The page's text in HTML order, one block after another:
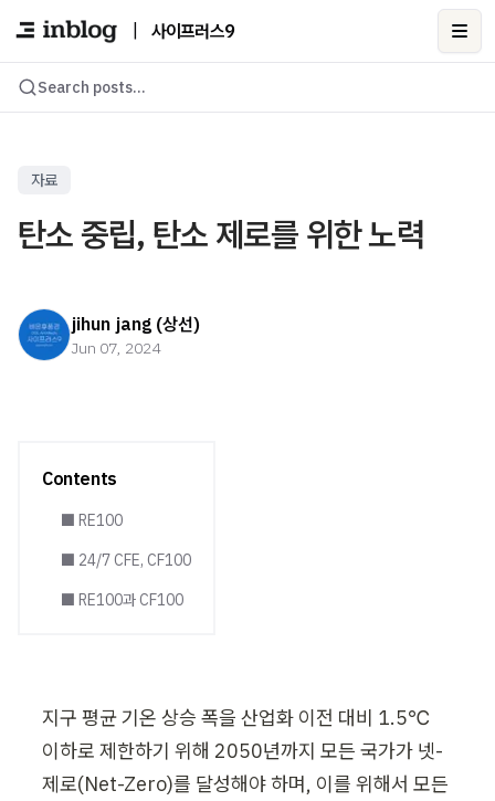
사이프러스9
Search posts...
자료
탄소 중립, 탄소 제로를 위한 노력
jihun jang (상선)
Jun 07, 2024
Contents
⬛ RE100
⬛ 24/7 CFE, CF100
⬛ RE100과 CF100
지구 평균 기온 상승 폭을 산업화 이전 대비 1.5℃
이하로 제한하기 위해 2050년까지 모든 국가가 넷-
제로(Net-Zero)를 달성해야 하며, 이를 위해서 모든